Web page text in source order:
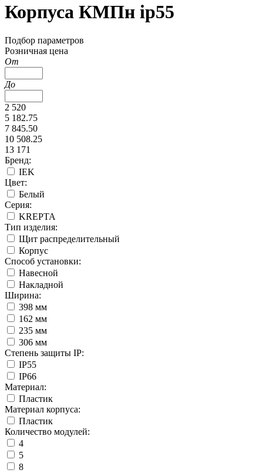
Корпуса КМПн ip55
Подбор параметров
Розничная цена
От
До
2 520
5 182.75
7 845.50
10 508.25
13 171
Бренд:
IEK
Цвет:
Белый
Серия:
KREPTA
Тип изделия:
Щит распределительный
Корпус
Способ установки:
Навесной
Накладной
Ширина:
398 мм
162 мм
235 мм
306 мм
Степень защиты IP:
IP55
IP66
Материал:
Пластик
Материал корпуса:
Пластик
Количество модулей:
4
5
8